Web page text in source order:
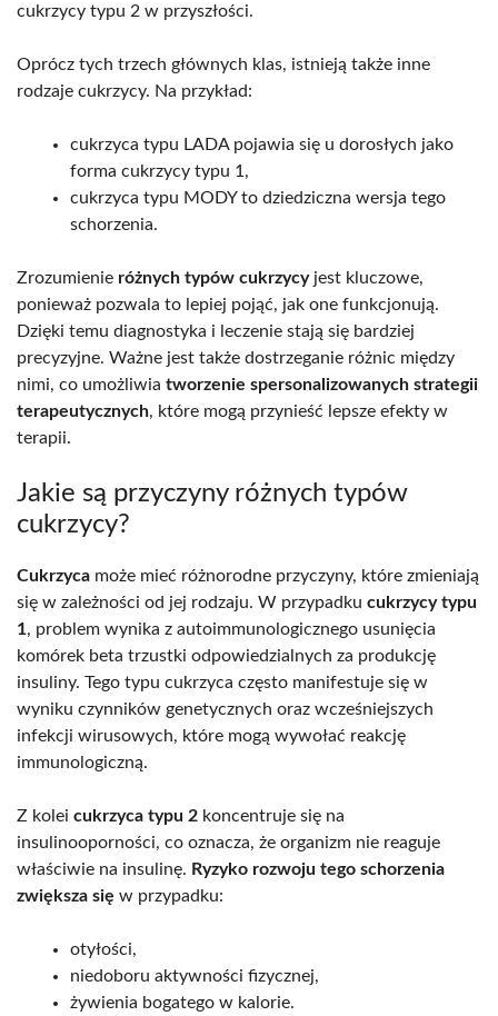
cukrzycy typu 2 w przyszłości.
Oprócz tych trzech głównych klas, istnieją także inne
rodzaje cukrzycy. Na przykład:
cukrzyca typu LADA pojawia się u dorosłych jako
forma cukrzycy typu 1,
cukrzyca typu MODY to dziedziczna wersja tego
schorzenia.
Zrozumienie różnych typów cukrzycyjest kluczowe,
ponieważ pozwala to lepiej pojąć, jak one funkcjonują.
Dzięki temu diagnostyka i leczenie stają się bardziej
precyzyjne. Ważne jest także dostrzeganie różnic między
nimi, co umożliwia tworzenie spersonalizowanych strategii
terapeutycznych, które mogą przynieść lepsze efekty w
terapii.
Jakie są przyczyny różnych typów
cukrzycy?
Cukrzyca może mieć różnorodne przyczyny, które zmieniają
się w zależności od jej rodzaju. W przypadku cukrzycy typu
1, problem wynika z autoimmunologicznego usunięcia
komórek beta trzustki odpowiedzialnych za produkcję
insuliny. Tego typu cukrzyca często manifestuje się w
wyniku czynników genetycznych oraz wcześniejszych
infekcji wirusowych, które mogą wywołać reakcję
immunologiczną.
Z kolei cukrzyca typu 2 koncentruje się na
insulinooporności, co oznacza, że organizm nie reaguje
właściwie na insulinę. Ryzyko rozwoju tego schorzenia
zwiększa się w przypadku:
otyłości,
niedoboru aktywności fizycznej,
żywienia bogatego w kalorie.